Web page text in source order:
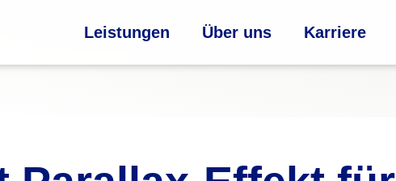
Leistungen Über uns Karriere